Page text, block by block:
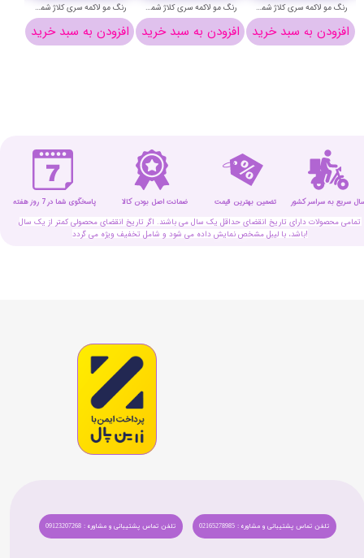
رنگ مو لاکمه سری کلاژ شماره 8/00 ( بلوند روشن ) - Lakme Collage Hair Color
افزودن به سبد خرید
رنگ مو لاکمه سری کلاژ شماره 9/00 ( بلوند خیلی روشن ) - Lakme Collage Hair Color
افزودن به سبد خرید
رنگ مو لاکمه سری کلاژ شماره 10/00 ( بلوند پلاتینیوم ) - Lakme Collage Hair Color
افزودن به سبد خرید
تمامی محصولات دارای تاریخ انقضای حداقل یک سال می باشند. اگر تاریخ انقضای محصولی کمتر از یک سال
باشد، با لیبل مشخص نمایش داده می شود و شامل تخفیف ویژه می گردد!
ضمانت اصل بودن کالا تضمین بهترین قیمت پاسخگوی شما در 7 روز هفته سریع به سراسر کشور
تلفن تماس پشتیبانی و مشاوره : 09123207268 تلفن تماس پشتیبانی و مشاوره : 02165278985